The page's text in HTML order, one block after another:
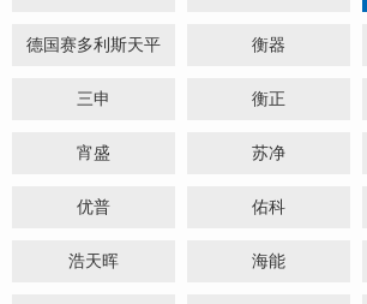
德国赛多利斯天平 衡器
三申 衡正
宵盛 苏净
优普 佑科
浩天晖 海能